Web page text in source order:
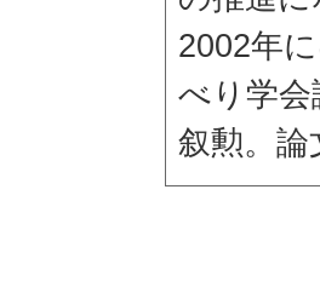
2002年
べり学会
叙勲。論